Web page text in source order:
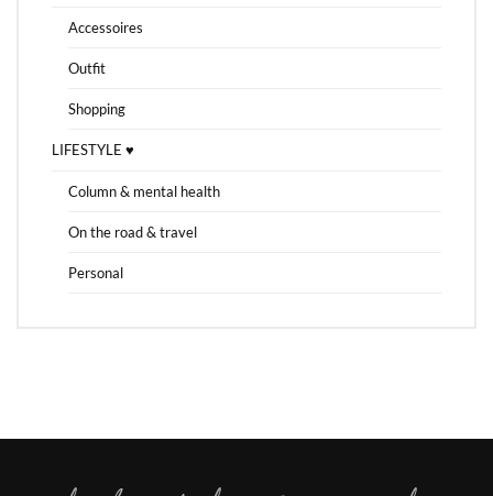
Accessoires
Outfit
Shopping
LIFESTYLE ♥
Column & mental health
On the road & travel
Personal